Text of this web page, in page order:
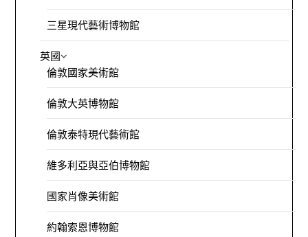
三星現代藝術博物館
英國
倫敦國家美術館
倫敦大英博物館
倫敦泰特現代藝術館
維多利亞與亞伯博物館
國家肖像美術館
約翰索恩博物館